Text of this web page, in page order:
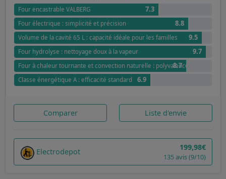
Four encastrable VALBERG 7.3
Four électrique : simplicité et précision 8.8
Volume de la cavité 65 L : capacité idéale pour les familles 9.5
Four hydrolyse : nettoyage doux à la vapeur 9.7
Four à chaleur tournante et convection naturelle : polyvalence optimale
8.7
Classe énergétique A : efficacité standard 6.9
Comparer Liste d'envie
Electrodepot 199,98€
135 avis (9/10)